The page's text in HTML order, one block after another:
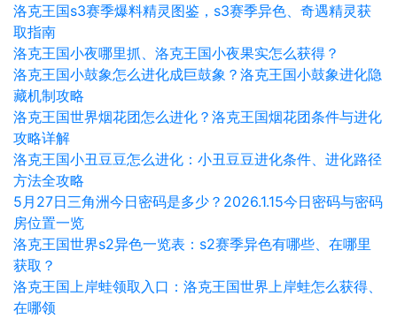
洛克王国s3赛季爆料精灵图鉴，s3赛季异色、奇遇精灵获
取指南
洛克王国小夜哪里抓、洛克王国小夜果实怎么获得？
洛克王国小鼓象怎么进化成巨鼓象？洛克王国小鼓象进化隐
藏机制攻略
洛克王国世界烟花团怎么进化？洛克王国烟花团条件与进化
攻略详解
洛克王国小丑豆豆怎么进化：小丑豆豆进化条件、进化路径
方法全攻略
5月27日三角洲今日密码是多少？2026.1.15今日密码与密码
房位置一览
洛克王国世界s2异色一览表：s2赛季异色有哪些、在哪里
获取？
洛克王国上岸蛙领取入口：洛克王国世界上岸蛙怎么获得、
在哪领